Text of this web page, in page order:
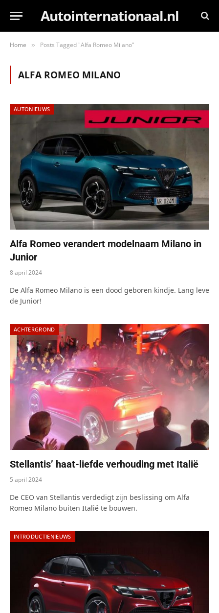
Autointernationaal.nl
Home » Posts Tagged "Alfa Romeo Milano"
ALFA ROMEO MILANO
AUTONIEUWS
Alfa Romeo verandert modelnaam Milano in
Junior
8 april 2024
De Alfa Romeo Milano is een dood geboren kindje. Lang leve
de Junior!
ACHTERGROND
Stellantis’ haat-liefde verhouding met Italië
5 april 2024
De CEO van Stellantis verdedigt zijn beslissing om Alfa
Romeo Milano buiten Italië te bouwen.
INTRODUCTIENIEUWS